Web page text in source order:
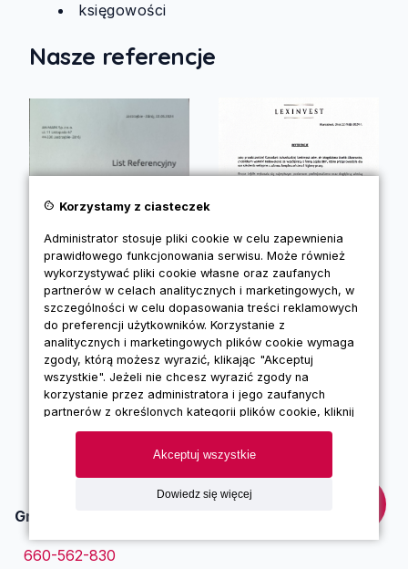
księgowości
Nasze referencje
Zobacz wszystkie referencje
Grupa Lejdis sp. z o.o.
660-562-830
cookie Korzystamy z ciasteczek
Administrator stosuje pliki cookie w celu zapewnienia
prawidłowego funkcjonowania serwisu. Może również
wykorzystywać pliki cookie własne oraz zaufanych
partnerów w celach analitycznych i marketingowych, w
szczególności w celu dopasowania treści reklamowych
do preferencji użytkowników. Korzystanie z
analitycznych i marketingowych plików cookie wymaga
zgody, którą możesz wyrazić, klikając "Akceptuj
wszystkie". Jeżeli nie chcesz wyrazić zgody na
korzystanie przez administratora i jego zaufanych
partnerów z określonych kategorii plików cookie, kliknij
"Dowiedz się więcej" i zdecyduj o swoich
preferencjach. Wyrażoną zgodę można wycofać w
każdym momencie poprzez zmianę preferencji plików
cookie. Możliwość edycji zgód cookie znajdziesz w
stopce strony pod przyciskiem "Edytuj zgody cookie".
celach związane jest z przetwarzaniem Twoich danych
osobowych. Więcej informacji o korzystaniu z plików
Dowiedz się więcej
Akceptuj wszystkie